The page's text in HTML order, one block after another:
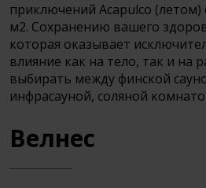
приключений Acapulco
м2. Сохранению вашего
которая оказывает
влияние как на тело, так и на
выбирать между финской
инфрасауной, соляной
Велнес